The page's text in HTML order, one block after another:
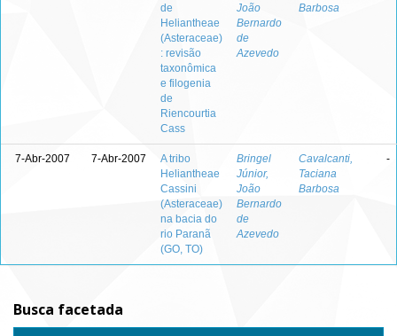
de
Heliantheae
(Asteraceae)
: revisão
taxonômica
e filogenia
de
Riencourtia
Cass
João
Bernardo
de
Azevedo
Barbosa
7-Abr-2007 7-Abr-2007
A tribo
Heliantheae
Cassini
(Asteraceae)
na bacia do
rio Paranã
(GO, TO)
Bringel
Júnior,
João
Bernardo
de
Azevedo
Cavalcanti,
Taciana
Barbosa
-
Busca facetada